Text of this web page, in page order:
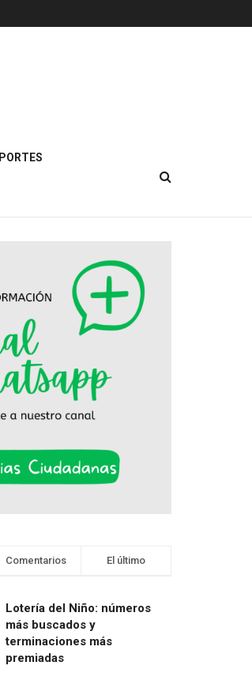
Comentarios El último
Lotería del Niño: números
más buscados y
terminaciones más
premiadas